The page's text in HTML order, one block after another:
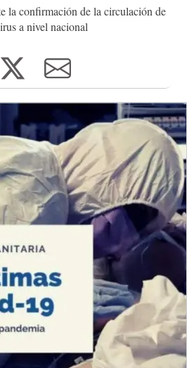
la confirmación de la circulación de
a nivel nacional